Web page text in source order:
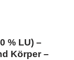
% LU) –
Körper –